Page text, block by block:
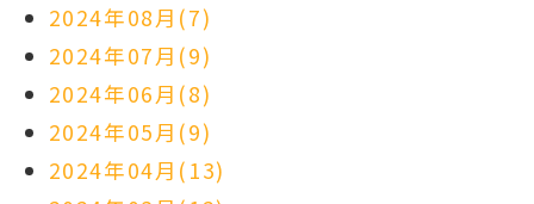
2024年08月(7)
2024年07月(9)
2024年06月(8)
2024年05月(9)
2024年04月(13)